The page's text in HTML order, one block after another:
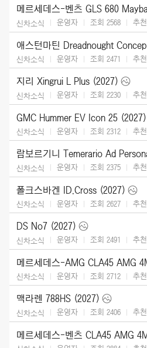
신차소식 운영자 조회 2568 추천
신차소식 운영자 조회 2471 추천
지리 Xingrui L Plus (2027)
신차소식 운영자 조회 2230 추천
GMC Hummer EV Icon 25 (2027)
신차소식 운영자 조회 2312 추천
신차소식 운영자 조회 2375 추천
폴크스바겐 ID.Cross (2027)
신차소식 운영자 조회 2627 추천
DS No7 (2027)
신차소식 운영자 조회 2491 추천
신차소식 운영자 조회 2712 추천
맥라렌 788HS (2027)
신차소식 운영자 조회 2406 추천